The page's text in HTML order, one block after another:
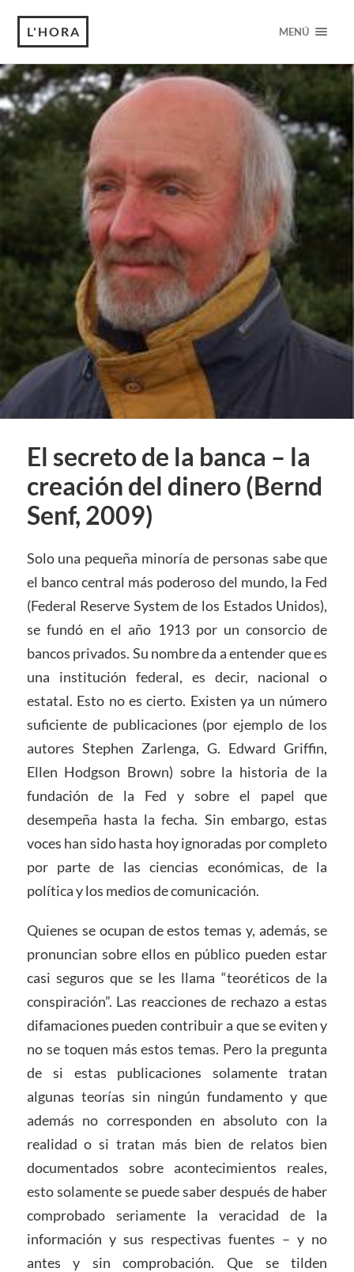
L'HORA MENÚ
El secreto de la banca – la
creación del dinero (Bernd
Senf, 2009)
Solo una pequeña minoría de personas sabe que
el banco central más poderoso del mundo, la Fed
(Federal Reserve System de los Estados Unidos),
se fundó en el año 1913 por un consorcio de
bancos privados. Su nombre da a entender que es
una institución federal, es decir, nacional o
estatal. Esto no es cierto. Existen ya un número
suficiente de publicaciones (por ejemplo de los
autores Stephen Zarlenga, G. Edward Griffin,
Ellen Hodgson Brown) sobre la historia de la
fundación de la Fed y sobre el papel que
desempeña hasta la fecha. Sin embargo, estas
voces han sido hasta hoy ignoradas por completo
por parte de las ciencias económicas, de la
política y los medios de comunicación.
Quienes se ocupan de estos temas y, además, se
pronuncian sobre ellos en público pueden estar
casi seguros que se les llama “teoréticos de la
conspiración”. Las reacciones de rechazo a estas
difamaciones pueden contribuir a que se eviten y
no se toquen más estos temas. Pero la pregunta
de si estas publicaciones solamente tratan
algunas teorías sin ningún fundamento y que
además no corresponden en absoluto con la
realidad o si tratan más bien de relatos bien
documentados sobre acontecimientos reales,
esto solamente se puede saber después de haber
comprobado seriamente la veracidad de la
información y sus respectivas fuentes – y no
antes y sin comprobación. Que se tilden